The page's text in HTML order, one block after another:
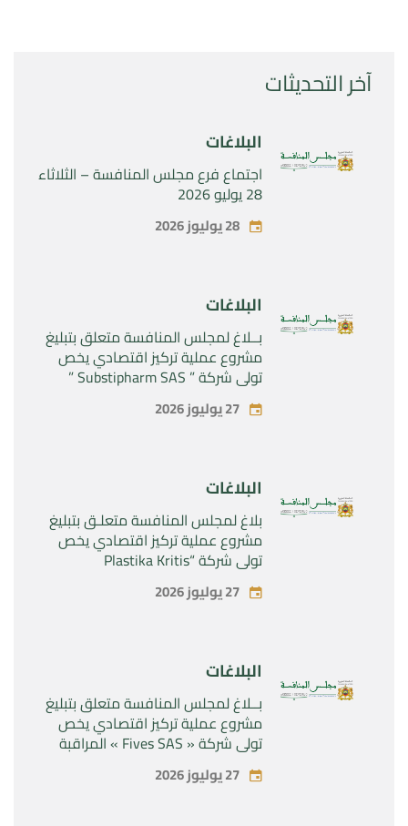
آخر التحديثات
البلاغات
اجتماع فرع مجلس المنافسة – الثلاثاء
28 يوليو 2026
28 يوليوز 2026
البلاغات
بــلاغ لمجلس المنافسة متعلق بتبليغ
مشروع عملية تركيز اقتصادي يخص
تولي شركة ” Substipharm SAS ”
المراقبة الحصرية للأصول والحقوق
المتعلقة بالمنتجين الصيدلانيين”
27 يوليوز 2026
البلاغات
بلاغ لمجلس المنافسة متعلـق بتبليغ
مشروع عملية تركيز اقتصادي يخص
تولي شركة “Plastika Kritis
SA”المراقبة الحصرية لشركة
“Naturplas Industrial SARL” 27 يوليوز 2026
البلاغات
بــلاغ لمجلس المنافسة متعلق بتبليغ
مشروع عملية تركيز اقتصادي يخص
تولي شركة « Fives SAS » المراقبة
SAS »27 يوليوز 2026